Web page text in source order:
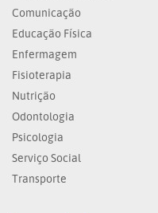
Comunicação
Educação Física
Enfermagem
Fisioterapia
Nutrição
Odontologia
Psicologia
Serviço Social
Transporte